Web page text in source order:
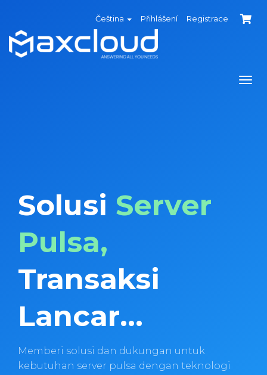
Čeština Přihlášení Registrace
Solusi Server
Pulsa,
Transaksi
Lancar...
Memberi solusi dan dukungan untuk
kebutuhan server pulsa dengan teknologi